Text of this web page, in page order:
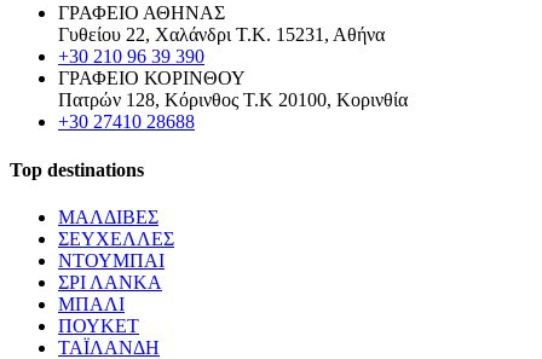
ΓΡΑΦΕΙΟ ΑΘΗΝΑΣ
Γυθείου 22, Χαλάνδρι Τ.Κ. 15231, Αθήνα
+30 210 96 39 390
ΓΡΑΦΕΙΟ ΚΟΡΙΝΘΟΥ
Πατρών 128, Κόρινθος Τ.Κ 20100, Κορινθία
+30 27410 28688
Top destinations
ΜΑΛΔΙΒΕΣ
ΣΕΥΧΕΛΛΕΣ
ΝΤΟΥΜΠΑΙ
ΣΡΙ ΛΑΝΚΑ
ΜΠΑΛΙ
ΠΟΥΚΕΤ
ΤΑΪΛΑΝΔΗ